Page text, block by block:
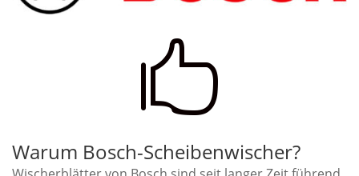

Warum Bosch-Scheibenwischer?